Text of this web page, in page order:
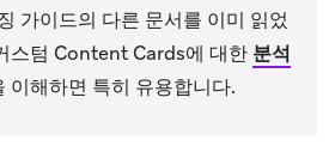
가이드의 다른 문서를 이미 읽었
스텀 Content Cards에 대한 분석
이해하면 특히 유용합니다.